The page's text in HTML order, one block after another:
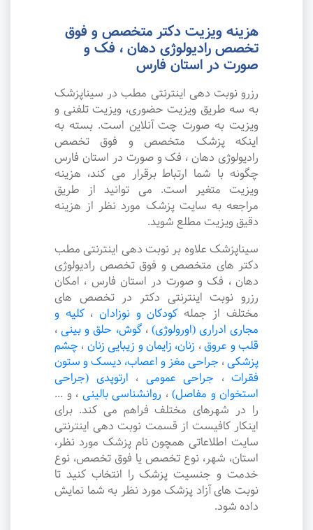
هزینه ویزیت دکتر متخصص و فوق
تخصص رادیولوژی دهان ، فک و
صورت در استان فارس
رزرو نوبت دهی اینترنتی مطب در سیناپزشک
به سه طریق ویزیت حضوری، ویزیت تلفنی و
ویزیت به صورت چت آنلاین است. بسته به
اینکه پزشک متخصص و فوق تخصص
رادیولوژی دهان ، فک و صورت در استان فارس
چگونه با شما ارتباط برقرار می کند، هزینه
ویزیت متغیر است. می توانید از طریق
مراجعه به سایت پزشک مورد نظر از هزینه
دقیق ویزیت مطلع شوید.
سیناپزشک علاوه بر نوبت دهی اینترنتی مطب
دکتر های متخصص و فوق تخصص رادیولوژی
دهان ، فک و صورت در استان فارس ، امکان
رزرو نوبت اینترنتی دکتر در تخصص های
مختلف از جمله کودکان و نوزادان ،کلیه و
مجاری ادراری (اورولوژی) ،گوش، حلق و بینی ،
قلب و عروق، زنان، زایمان و زیبایی زنان ، چشم
پزشکی، جراحی مغز و اعصاب، دیسک و ستون
فقرات ، جراحی عمومی ، ارتوپدی (جراحی
استخوان و مفاصل) ، روانشناسی بالینی ، و ...
را در شهرهای مختلف فراهم می کند. برای
اینکار کافیست از قسمت نوبت دهی اینترنتی
سایت اطلاعاتی همچون نام پزشک مورد نظر،
استان، شهر، نوع تخصص یا فوق تخصص، نوع
خدمت و جنسیت پزشک را انتخاب کنید تا
نوبت های آزاد پزشک مورد نظر به شما نمایش
داده شود.